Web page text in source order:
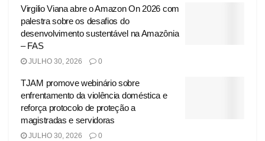
Virgilio Viana abre o Amazon On 2026 com
palestra sobre os desafios do
desenvolvimento sustentável na Amazônia
– FAS
JULHO 30, 2026 0
TJAM promove webinário sobre
enfrentamento da violência doméstica e
reforça protocolo de proteção a
magistradas e servidoras
JULHO 30, 2026 0